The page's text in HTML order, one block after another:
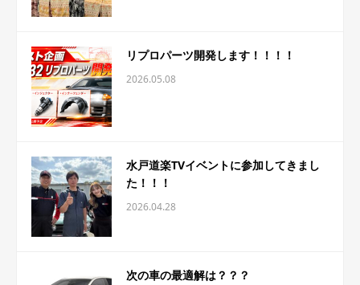
リプロパーツ開発します！！！！
2026.05.08
水戸道楽TVイベントに参加してきまし
た！！！
2026.04.28
次の車の最適解は？？？